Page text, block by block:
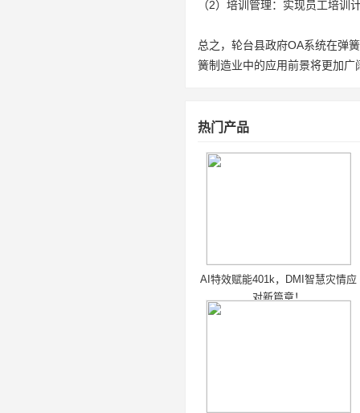
（2）培训管理：实现员工培训
总之，轮台县政府OA系统在弹
簧制造业中的应用前景将更加广
热门产品
AI特效赋能401k，DMI智慧灾情应
对新篇章！